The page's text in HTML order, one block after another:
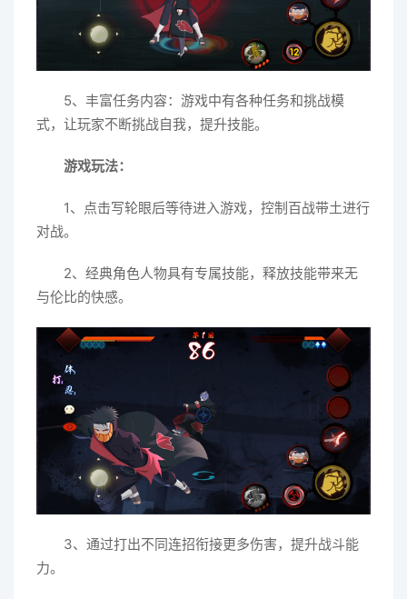
5、丰富任务内容：游戏中有各种任务和挑战模
式，让玩家不断挑战自我，提升技能。
游戏玩法：
1、点击写轮眼后等待进入游戏，控制百战带土进行
对战。
2、经典角色人物具有专属技能，释放技能带来无
与伦比的快感。
3、通过打出不同连招衔接更多伤害，提升战斗能
力。